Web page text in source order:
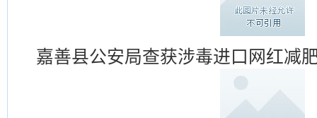
嘉善县公安局查获涉毒进口网红减